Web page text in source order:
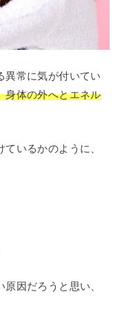
異常に気が付いてい
身体の外へとエネル
いるかのように、
因だろうと思い、